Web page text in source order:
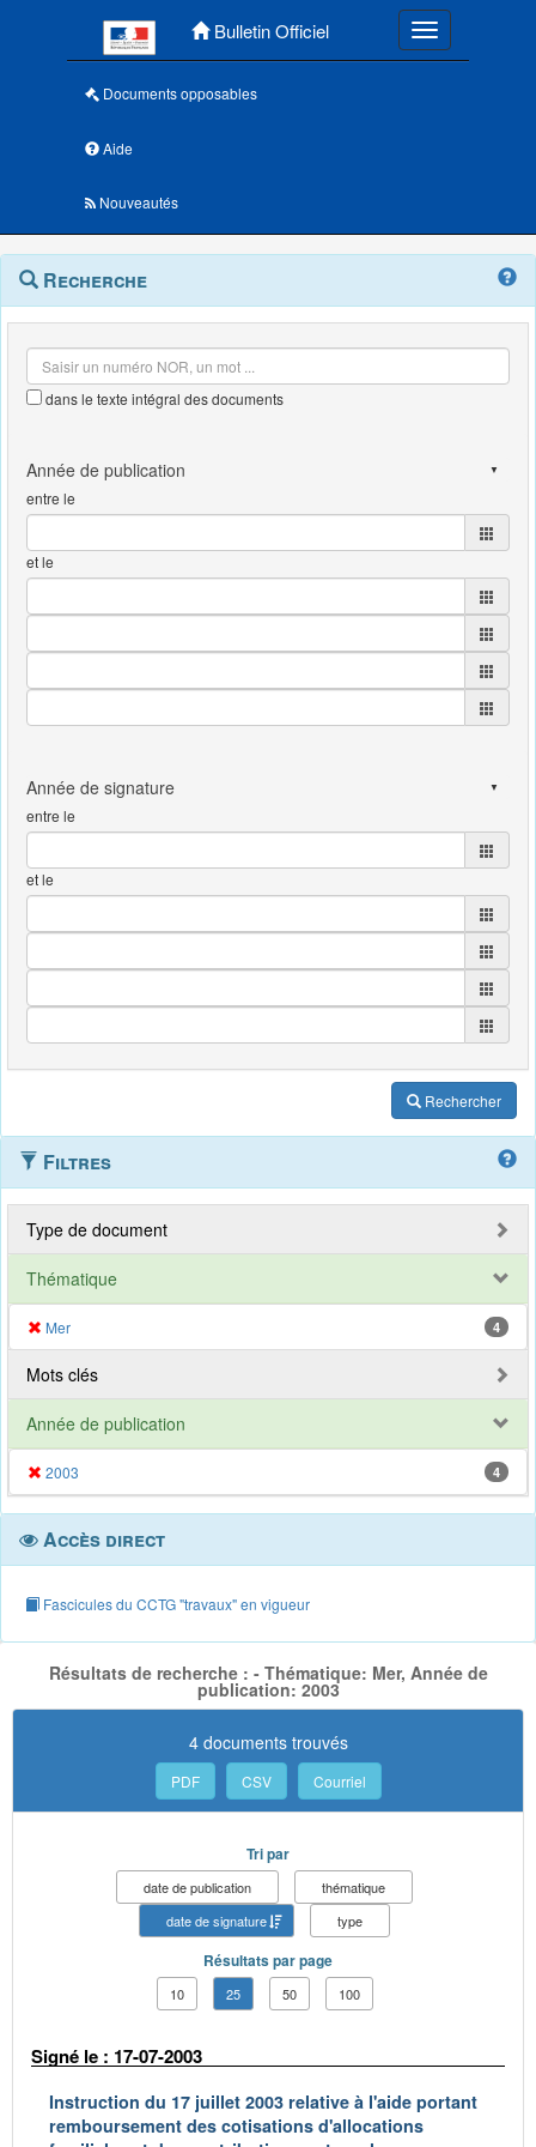
Bulletin Officiel Toggle
Documents opposables
Aide
Nouveautés
Navigation
outils
Menu
contextuel
Recherche
dans le texte intégral des documents
entre le
et le
entre le
et le
Rechercher
Filtres
Type de document
Thématique
Mer 4
Mots clés
Année de publication
2003 4
Accès direct
Fascicules du CCTG "travaux" en vigueur
Résultats de recherche : - Thématique: Mer, Année de
publication: 2003
4 documents trouvés
PDF CSV Courriel
Tri par
date de publication
thématique
date de signature
type
Résultats par page
10 25 50 100
Signé le : 17-07-2003
Instruction du 17 juillet 2003 relative à l'aide portant
remboursement des cotisations d'allocations